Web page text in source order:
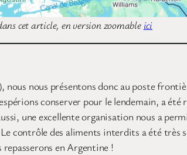
cet article, en version zoomable ici
nous présentons donc au poste
conserver pour le lendemain, a été
une excellente organisation nous a
contrôle des aliments interdits a été très
en Argentine !